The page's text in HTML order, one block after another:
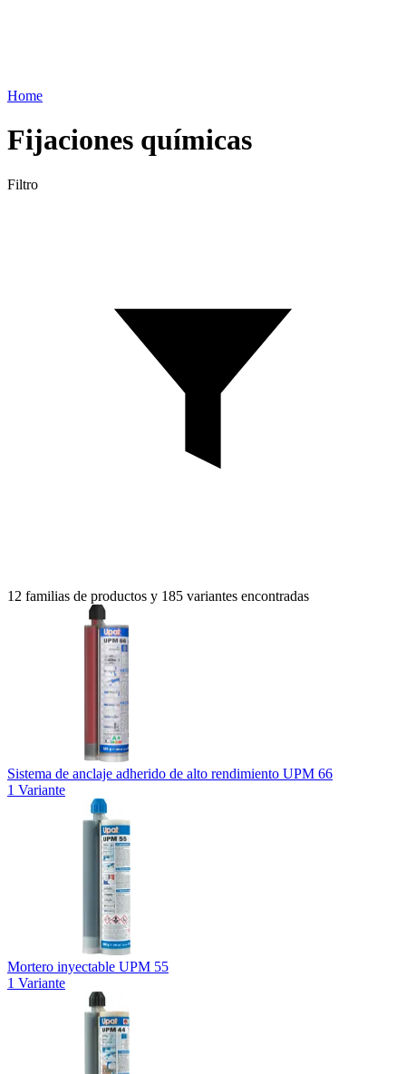
Home
Fijaciones químicas
Filtro
12 familias de productos y 185 variantes encontradas
Sistema de anclaje adherido de alto rendimiento UPM 66
1 Variante
Mortero inyectable UPM 55
1 Variante